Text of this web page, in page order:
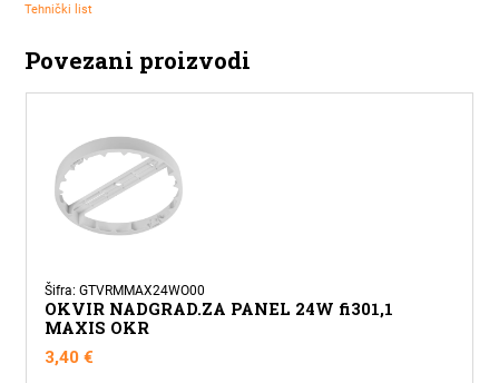
Tehnički list
Povezani proizvodi
Šifra: GTVRMMAX24WO00
OKVIR NADGRAD.ZA PANEL 24W fi301,1
MAXIS OKR
3,40€